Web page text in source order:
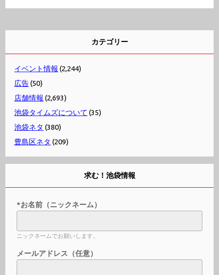
カテゴリー
イベント情報 (2,244)
広告(50)
店舗情報 (2,693)
池袋タイムズについて (35)
池袋ネタ (380)
豊島区ネタ (209)
求む！池袋情報
*お名前（ニックネーム）
ニックネームでお願いします。
メールアドレス（任意）